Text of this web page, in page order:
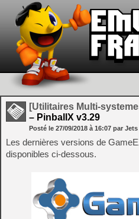
[Utilitaires Multi-
– PinballX v3.29
Posté le 27/09/2018 à 16:07 par Jets
Les dernières versions de
disponibles ci-dessous.